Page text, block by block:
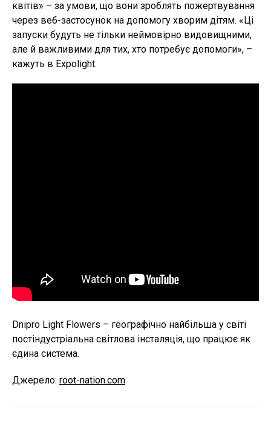
квітів» – за умови, що вони зроблять пожертвування
через веб-застосунок на допомогу хворим дітям. «Ці
запуски будуть не тільки неймовірно видовищними,
але й важливими для тих, хто потребує допомоги», –
кажуть в Expolight.
Dnipro Light Flowers – географічно найбільша у світі
постіндустріальна світлова інсталяція, що працює як
єдина система.
Джерело: root-nation.com